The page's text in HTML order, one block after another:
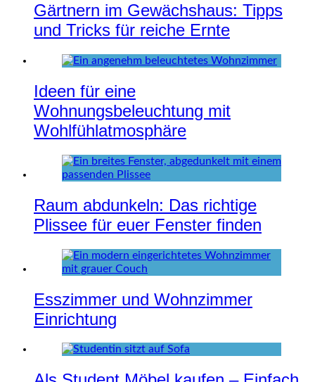
Gärtnern im Gewächshaus: Tipps
und Tricks für reiche Ernte
Ideen für eine
Wohnungsbeleuchtung mit
Wohlfühlatmosphäre
Raum abdunkeln: Das richtige
Plissee für euer Fenster finden
Esszimmer und Wohnzimmer
Einrichtung